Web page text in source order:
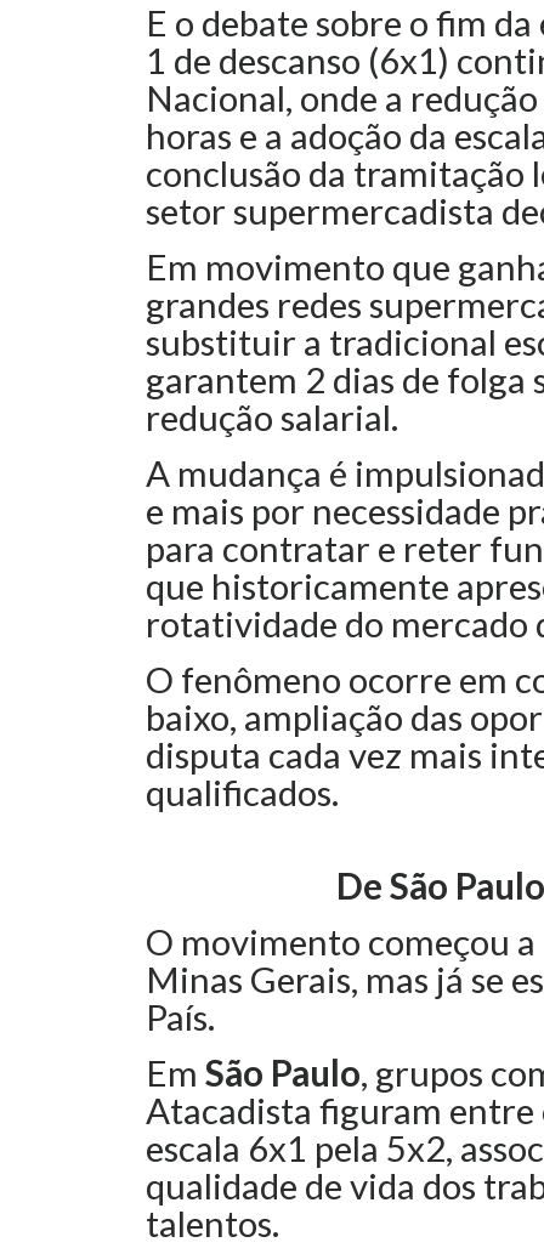
E o debate sobre o fim
1 de descanso (6x1)
Nacional, onde a
horas e a adoção da
conclusão da tramitação
setor supermercadista
Em movimento que
grandes redes
substituir a tradicional
garantem 2 dias de folga
redução salarial.
A mudança é
e mais por necessidade
para contratar e reter
que historicamente
rotatividade do mercado
O fenômeno ocorre em
baixo, ampliação das
disputa cada vez mais
qualificados.
De São
O movimento começou a
Minas Gerais, mas já se
País.
Em São Paulo, grupos
Atacadista figuram entre
escala 6x1 pela 5x2,
qualidade de vida dos
talentos.